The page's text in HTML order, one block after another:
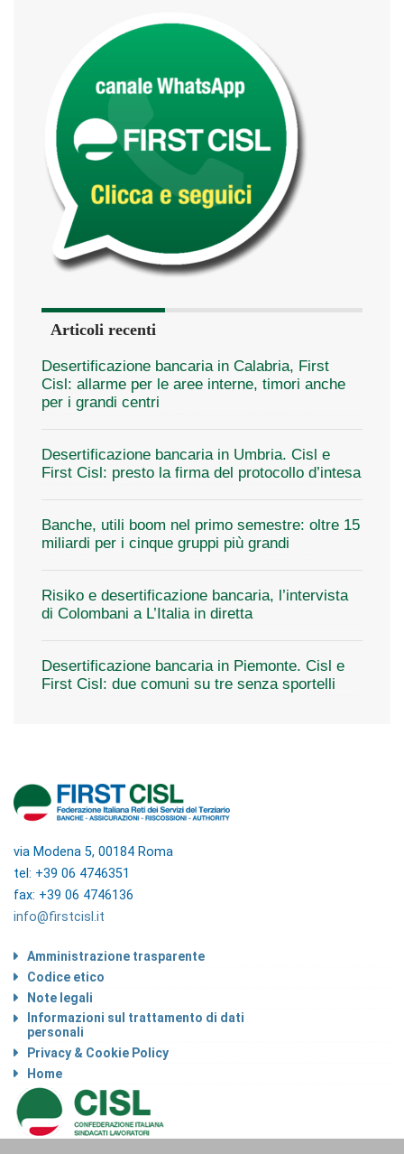
Articoli recenti
Desertificazione bancaria in Calabria, First
Cisl: allarme per le aree interne, timori anche
per i grandi centri
Desertificazione bancaria in Umbria. Cisl e
First Cisl: presto la firma del protocollo d’intesa
Banche, utili boom nel primo semestre: oltre 15
miliardi per i cinque gruppi più grandi
Risiko e desertificazione bancaria, l’intervista
di Colombani a L’Italia in diretta
Desertificazione bancaria in Piemonte. Cisl e
First Cisl: due comuni su tre senza sportelli
via Modena 5, 00184 Roma
tel: +39 06 4746351
fax: +39 06 4746136
info@firstcisl.it
Amministrazione trasparente
Codice etico
Note legali
Informazioni sul trattamento di dati
personali
Privacy & Cookie Policy
Home